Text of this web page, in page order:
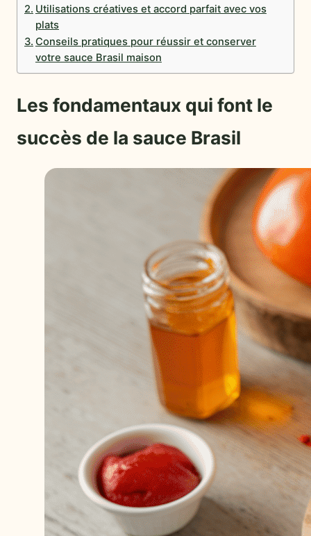
Utilisations créatives et accord parfait avec vos
plats
Conseils pratiques pour réussir et conserver
votre sauce Brasil maison
Les fondamentaux qui font le
succès de la sauce Brasil